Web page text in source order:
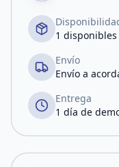
1 disponibles
Envío
Envío a
Entrega
1 día de